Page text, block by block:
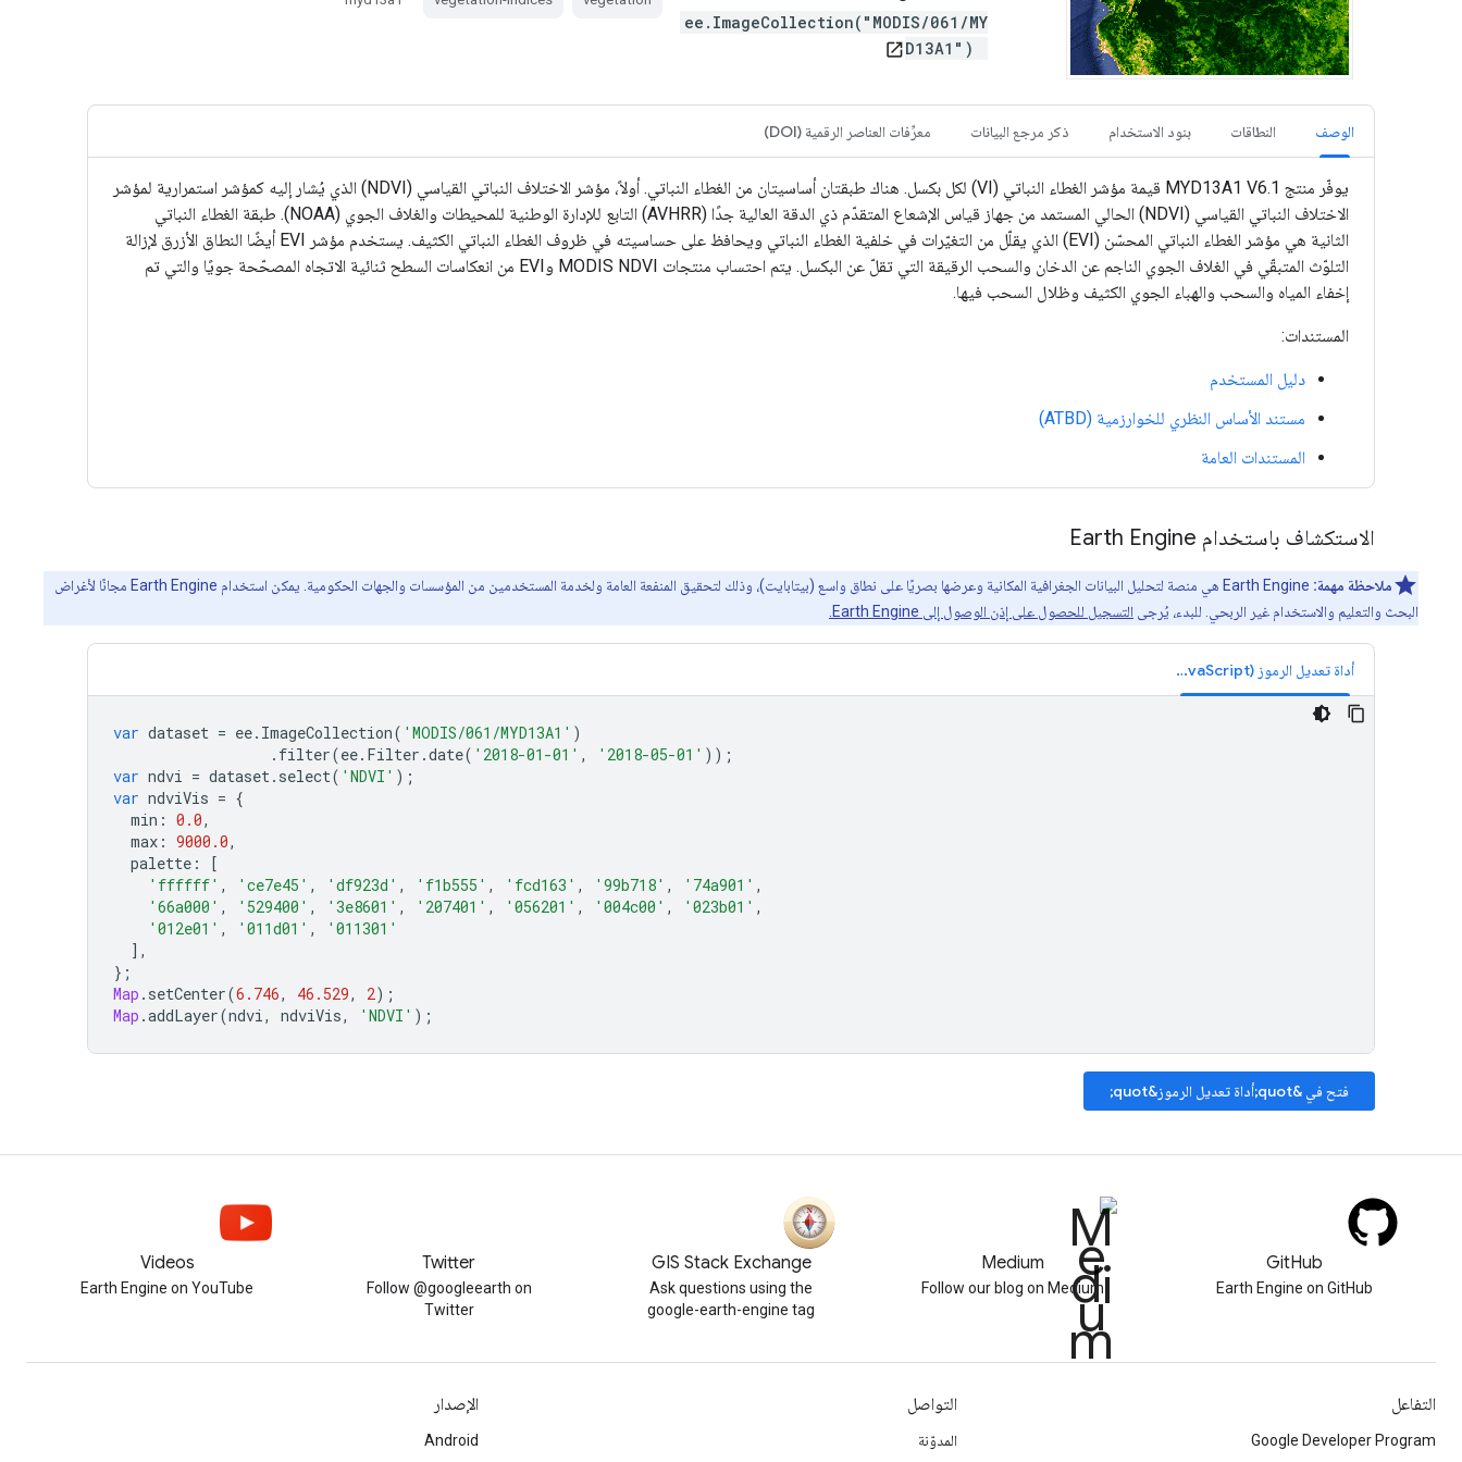
ee.ImageCollection("MODIS/061/MY
D13A1")
open_in_new
الوصف النطاقات بنود الاستخدام ذكر مرجع البيانات معرِّفات العناصر الرقمية (DOI)
يوفّر منتج MYD13A1 V6.1 قيمة مؤشر الغطاء النباتي (VI) لكل بكسل. هناك طبقتان أساسيتان من الغطاء النباتي. أولاً، مؤشر الاختلاف النباتي القياسي (NDVI) الذي يُشار إليه كمؤشر استمرارية لمؤشر
الاختلاف النباتي القياسي (NDVI) الحالي المستمد من جهاز قياس الإشعاع المتقدّم ذي الدقة العالية جدًا (AVHRR) التابع للإدارة الوطنية للمحيطات والغلاف الجوي (NOAA). طبقة الغطاء النباتي
الثانية هي مؤشر الغطاء النباتي المحسّن (EVI) الذي يقلّل من التغيّرات في خلفية الغطاء النباتي ويحافظ على حساسيته في ظروف الغطاء النباتي الكثيف. يستخدم مؤشر EVI أيضًا النطاق الأزرق لإزالة
التلوّث المتبقّي في الغلاف الجوي الناجم عن الدخان والسحب الرقيقة التي تقلّ عن البكسل. يتم احتساب منتجات MODIS NDVI وEVI من انعكاسات السطح ثنائية الاتجاه المصحّحة جويًا والتي تم
إخفاء المياه والسحب والهباء الجوي الكثيف وظلال السحب فيها.
المستندات:
دليل المستخدم
مستند الأساس النظري للخوارزمية (ATBD)
المستندات العامة
الاستكشاف باستخدام Earth Engine
ملاحظة مهمة:
‫Earth Engine هي منصة لتحليل البيانات الجغرافية المكانية وعرضها بصريًا على نطاق واسع (بيتابايت)، وذلك لتحقيق المنفعة العامة ولخدمة المستخدمين من المؤسسات والجهات الحكومية. يمكن استخدام Earth Engine مجانًا لأغراض
البحث والتعليم والاستخدام غير الربحي. للبدء، يُرجى التسجيل للحصول على إذن الوصول إلى Earth Engine.
أداة تعديل الرموز (JavaScript)
var dataset = ee. ImageCollection( 'MODIS/061/MYD13A1' )
. filter(ee. Filter .date( '2018-01-01' , '2018-05-01' ));
var ndvi = dataset. select( 'NDVI' );
var ndviVis = {
min : 0.0,
max : 9000.0,
palette :
[
'ffffff' , 'ce7e45' , 'df923d' , 'f1b555' , 'fcd163' , '99b718' , '74a901' ,
'66a000' , '529400' , '3e8601' , '207401' , '056201' , '004c00' , '023b01' ,
'012e01' , '011d01' ,
'011301'
],
};
Map . setCenter(6.746, 46.529, 2);
Map .addLayer(ndvi, ndviVis, 'NDVI' );
فتح في &quot;أداة تعديل الرموز&quot;
GitHub
Earth Engine on GitHub
Medium
Follow our blog on Medium
GIS Stack Exchange
Ask questions using the
google-earth-engine tag
Twitter
Follow @googleearth on
Twitter
Videos
Earth Engine on YouTube
التفاعل
Google Developer Program
التواصل
المدوّنة
الإصدار
Android